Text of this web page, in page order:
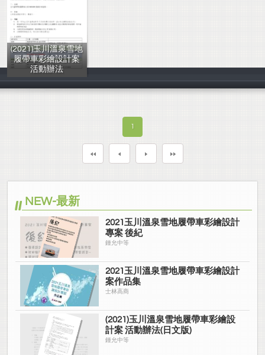
(2021)玉川溫泉雪地
履帶車彩繪設計案
活動辦法
鍾允中等
1
NEW-最新
2021玉川溫泉雪地履帶車彩繪設計
專案 後紀
鍾允中等
2021玉川溫泉雪地履帶車彩繪設計
案作品集
士林高商
(2021)玉川溫泉雪地履帶車彩繪設
計案 活動辦法(日文版)
鍾允中等